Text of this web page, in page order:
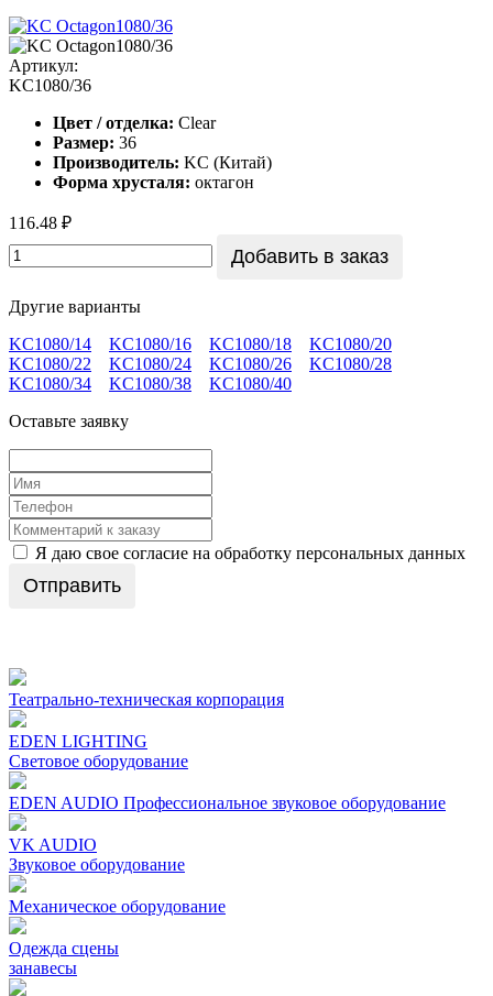
Артикул:
KC1080/36
Цвет / отделка: Clear
Размер: 36
Производитель: KC (Китай)
Форма хрусталя: октагон
116.48 ₽
Добавить в заказ
Другие варианты
KC1080/14
KC1080/16 KC1080/18
KC1080/20
KC1080/22
KC1080/24 KC1080/26
KC1080/28
KC1080/34
KC1080/38
KC1080/40
Оставьте заявку
Я даю свое согласие на обработку персональных данных
Отправить
Театрально-техническая корпорация
EDEN LIGHTING
Световое оборудование
EDEN AUDIO Профеcсиональное звуковое оборудование
VK AUDIO
Звуковое оборудование
Механическое oборудование
Одежда сцены
занавесы